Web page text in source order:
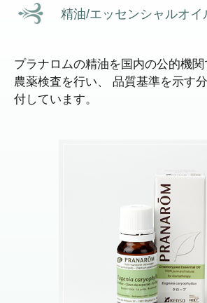
精油/エッセンシャルオイ
プラナロムの精油を国内の公的機
農薬検査を行い、
品質基準を示す
付しています。